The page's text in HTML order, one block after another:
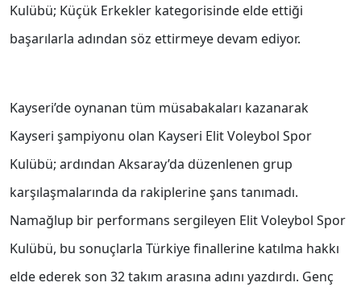
Kulübü; Küçük Erkekler kategorisinde elde ettiği
başarılarla adından söz ettirmeye devam ediyor.
Kayseri’de oynanan tüm müsabakaları kazanarak
Kayseri şampiyonu olan Kayseri Elit Voleybol Spor
Kulübü; ardından Aksaray’da düzenlenen grup
karşılaşmalarında da rakiplerine şans tanımadı.
Namağlup bir performans sergileyen Elit Voleybol Spor
Kulübü, bu sonuçlarla Türkiye finallerine katılma hakkı
elde ederek son 32 takım arasına adını yazdırdı. Genç